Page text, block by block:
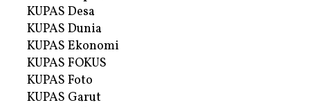
KUPAS Desa
KUPAS Dunia
KUPAS Ekonomi
KUPAS FOKUS
KUPAS Foto
KUPAS Garut